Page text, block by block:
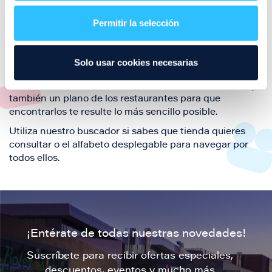
Permitir la selección
Solo usar cookies necesarias
también de nuestra oferta de ocio y shopping durante
tu visita.
El este directorio de restaurantes de Puerto Venecia
también un plano de los restaurantes para que
encontrarlos te resulte lo más sencillo posible.
Utiliza nuestro buscador si sabes que tienda quieres
consultar o el alfabeto desplegable para navegar por
todos ellos.
¡Entérate de todas nuestras novedades!
Suscríbete para recibir ofertas especiales,